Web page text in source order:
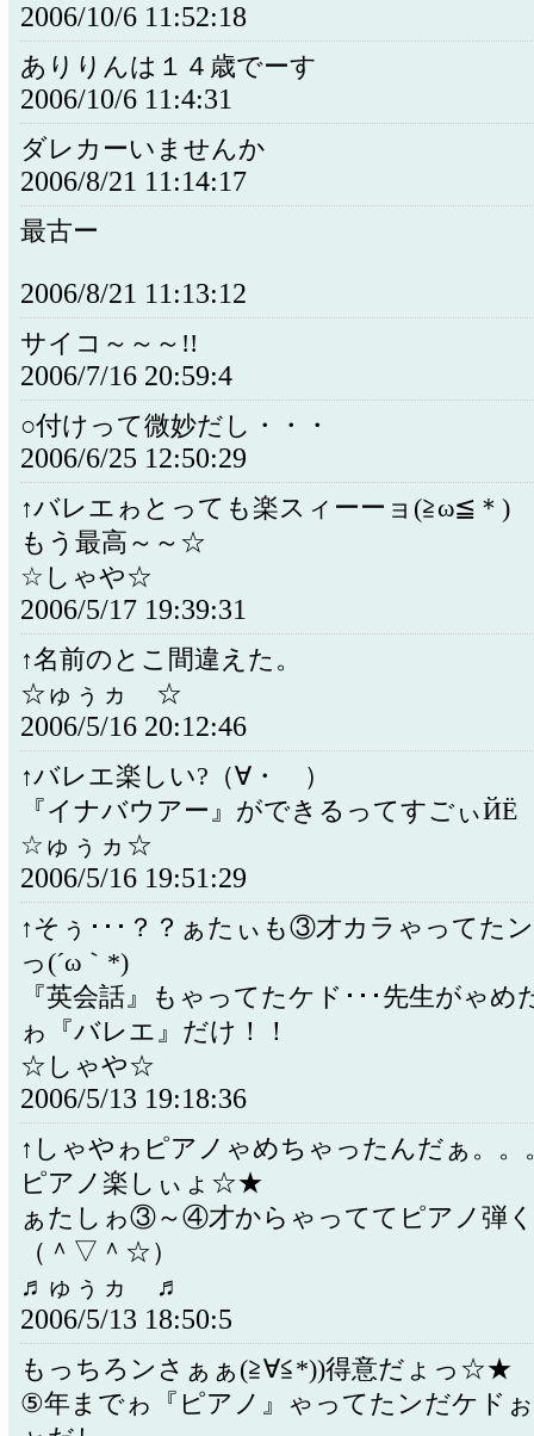
2006/10/6 11:52:18
ありりんは１４歳でーす
2006/10/6 11:4:31
ダレカーいませんか
2006/8/21 11:14:17
最古ー
2006/8/21 11:13:12
サイコ～～～!!
2006/7/16 20:59:4
○付けって微妙だし・・・
2006/6/25 12:50:29
↑バレエゎとっても楽スィーーョ(≧ω≦＊)
もう最高～～☆
☆しゃや☆
2006/5/17 19:39:31
↑名前のとこ間違えた。
☆ゅぅヵゝ☆
2006/5/16 20:12:46
↑バレエ楽しい?（∀・ ）
『イナバウアー』ができるってすごぃЙЁ
☆ゅぅヵ☆
2006/5/16 19:51:29
↑そぅ･･･？？ぁたぃも③才カラゃってた
っ(´ω｀*)
『英会話』もゃってたケド･･･先生がゃめ
ゎ『バレエ』だけ！！
☆しゃや☆
2006/5/13 19:18:36
↑しゃやゎピアノゃめちゃったんだぁ。。
ピアノ楽しぃょ☆★
ぁたしゎ③～④才からゃっててピアノ弾
（＾▽＾☆）
♬ゅぅヵゝ♬
2006/5/13 18:50:5
もっちろンさぁぁ(≧∀≦*))得意だょっ☆★
⑤年までゎ『ピアノ』ゃってたンだケド